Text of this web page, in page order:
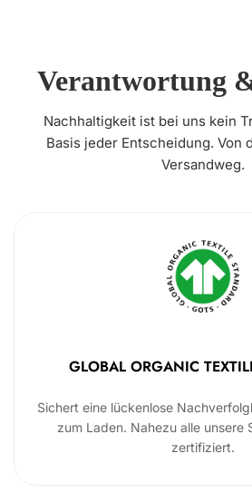
Verantwortung
Nachhaltigkeit ist bei uns kein
Basis jeder Entscheidung. Von
Versandweg.
GLOBAL ORGANIC
Sichert eine lückenlose
zum Laden. Nahezu alle unsere
zertifiziert.